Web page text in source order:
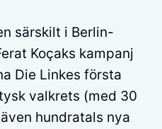
särskilt i Berlin-
Koçaks kampanj
Die Linkes första
valkrets (med 30
hundratals nya